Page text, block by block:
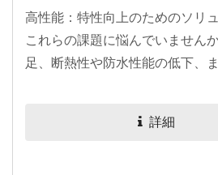
高性能：特性向上のためのソリ
これらの課題に悩んでいません
足、断熱性や防水性能の低下、
詳細